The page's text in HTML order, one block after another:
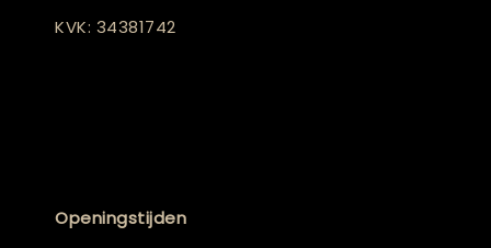
KVK: 34381742
Openingstijden